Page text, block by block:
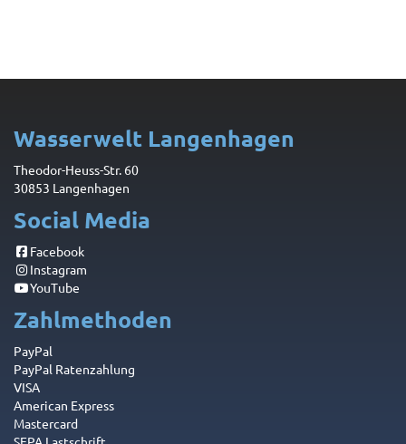
Wasserwelt Langenhagen
Theodor-Heuss-Str. 60
30853 Langenhagen
Social Media
Facebook
Instagram
YouTube
Zahlmethoden
PayPal
PayPal Ratenzahlung
VISA
American Express
Mastercard